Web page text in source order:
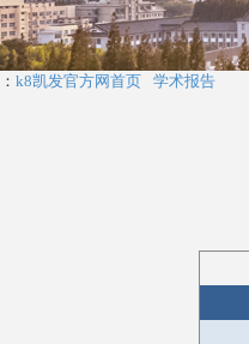
k8凯发官方网首页
学术报告